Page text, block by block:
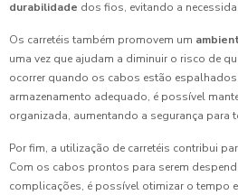
durabilidade dos fios, evitando a
Os carretéis também promovem um
uma vez que ajudam a diminuir o risco de
ocorrer quando os cabos estão
armazenamento adequado, é possível
organizada, aumentando a segurança para
Por fim, a utilização de carretéis contribui
Com os cabos prontos para serem
complicações, é possível otimizar o tempo